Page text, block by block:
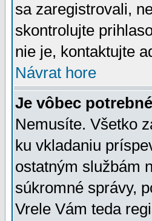
sa zaregistrovali,
skontrolujte
nie je, kontaktujte
Návrat hore
Je vôbec
Nemusíte. Všetko
ku vkladaniu
ostatným službám
súkromné správy,
Vrele Vám teda